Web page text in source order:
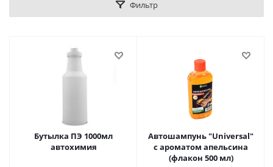
Фильтр
Бутылка ПЭ 1000мл
автохимия
Автошампунь "Universal"
с ароматом апельсина
(флакон 500 мл)